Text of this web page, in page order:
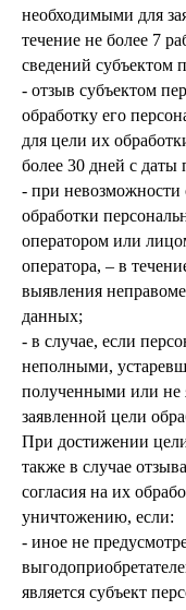
необходимыми для
течение не более 7
сведений субъектом
- отзыв субъектом
обработку его
для цели их
более 30 дней с даты
- при невозможности
обработки
оператором или
оператора, – в
выявления
данных;
- в случае, если
неполными,
полученными или не
заявленной цели
При достижении
также в случае
согласия на их
уничтожению, если:
- иное не
является субъект